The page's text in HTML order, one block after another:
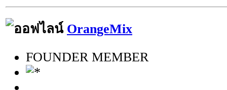
OrangeMix
FOUNDER MEMBER